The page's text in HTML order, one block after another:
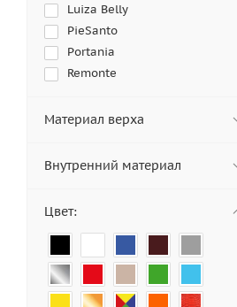
Luiza Belly
PieSanto
Portania
Remonte
Semler
Материал верха
Внутренний материал
Цвет: